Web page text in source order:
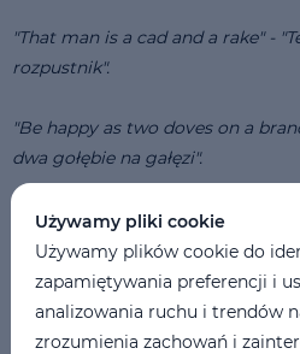
"That man is a cad and a rake" -
rozpustnik".
"Be happy as two doves on a
dwa gołębie na gałęzi".
"This emotionality is unseemly" -
niestosowna".
"We’re all masters of our own
kapitanami własnych statków”
Używamy pliki cookie
Używamy plików cookie do
zapamiętywania preferencji i
analizowania ruchu i trendów
zrozumienia zachowań i